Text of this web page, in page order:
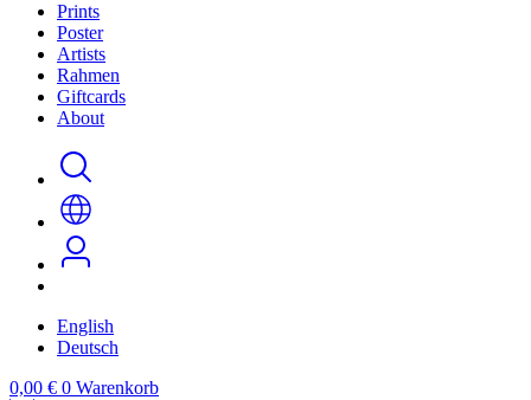
Prints
Poster
Artists
Rahmen
Giftcards
About
English
Deutsch
0,00 € 0 Warenkorb